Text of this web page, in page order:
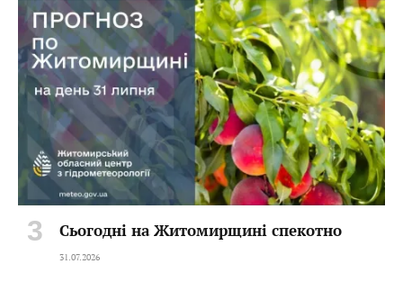
Сьогодні на Житомирщині спекотно
31.07.2026